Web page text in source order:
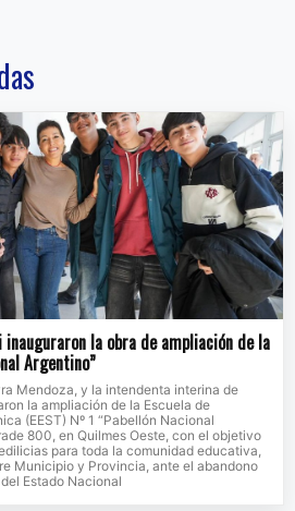
inauguraron la obra de ampliación de la
Argentino”
Mendoza, y la intendenta interina de
la ampliación de la Escuela de
(EEST) Nº 1 “Pabellón Nacional
800, en Quilmes Oeste, con el objetivo
para toda la comunidad educativa,
Municipio y Provincia, ante el abandono
Estado Nacional